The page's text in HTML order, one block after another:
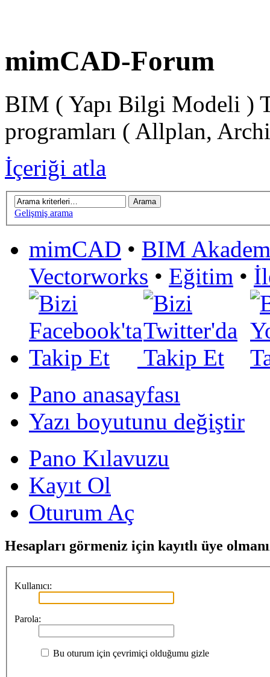
mimCAD-Forum
BIM ( Yapı Bilgi Modeli )
programları ( Allplan,
İçeriği atla
Gelişmiş arama
mimCAD • BIM
Vectorworks • Eğitim •
Pano anasayfası
Yazı boyutunu değiştir
Pano Kılavuzu
Kayıt Ol
Oturum Aç
Hesapları görmeniz için kayıtlı üye
Kullanıcı:
Parola:
Bu oturum için çevrimiçi olduğumu gizle